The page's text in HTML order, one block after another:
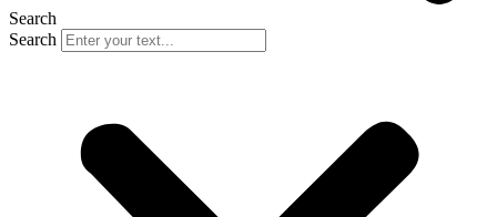
Search
Search